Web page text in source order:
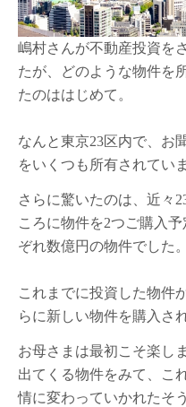
嶋村さんが不動産投資を
たが、どのような物件を
たのははじめて。
なんと東京23区内で、お
をいくつも所有されてい
さらに驚いたのは、近々
ころに物件を2つご購入
ぞれ数億円の物件でした。
これまでに投資した物件
らに新しい物件を購入さ
お母さまは最初こそ楽し
出てくる物件をみて、こ
情に変わっていかれたそ